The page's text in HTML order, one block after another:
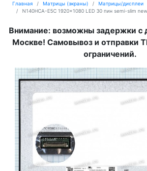
Главная Матрицы (экраны)
Матрицы/дисплеи
N140HCA-E5C 1920x1080 LED 30 пин semi-slim new
Внимание: возможны задержки с
Москве! Самовывоз и отправки
ограничений.